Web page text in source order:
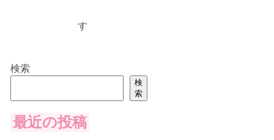
す
検索
検
索
最近の投稿